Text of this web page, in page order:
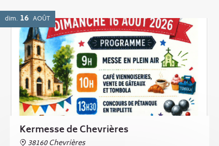
Buvette
dim. 16 AOÛT
Kermesse de Chevrières
38160 Chevrières